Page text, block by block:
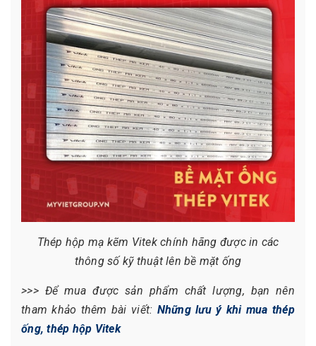
Thép hộp mạ kẽm Vitek chính hãng được in các
thông số kỹ thuật lên bề mặt ống
>>> Để mua được sản phẩm chất lượng, bạn nên
tham khảo thêm bài viết: Những lưu ý khi mua thép
ống, thép hộp Vitek